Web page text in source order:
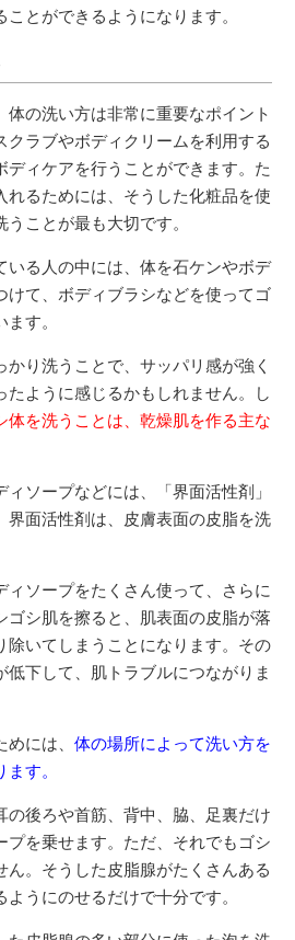
とができるようになります。
体の洗い方は非常に重要なポイント
クラブやボディクリームを利用する
ディケアを行うことができます。た
れるためには、そうした化粧品を使
ことが最も大切です。
いる人の中には、体を石ケンやボデ
けて、ボディブラシなどを使ってゴ
す。
り洗うことで、サッパリ感が強く
たように感じるかもしれません。し
体を洗うことは、乾燥肌を作る主な
ソープなどには、「界面活性剤」
界面活性剤は、皮膚表面の皮脂を洗
ィソープをたくさん使って、さらに
ゴシ肌を擦ると、肌表面の皮脂が落
除いてしまうことになります。その
低下して、肌トラブルにつながりま
めには、体の場所によって洗い方を
す。
の後ろや首筋、背中、脇、足裏だけ
プを乗せます。ただ、それでもゴシ
ん。そうした皮脂腺がたくさんある
うにのせるだけで十分です。